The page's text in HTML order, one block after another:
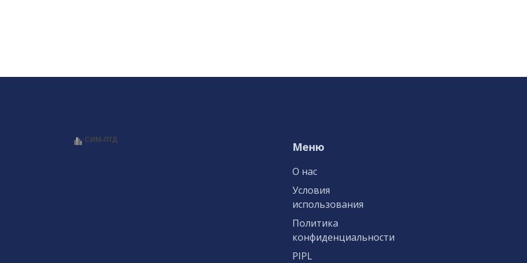
Меню
О нас
Условия
использования
Политика
конфиденциальности
PIPL